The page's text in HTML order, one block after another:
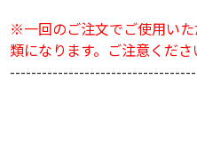
※一回のご注文でご使用い
類になります。ご注意くださ